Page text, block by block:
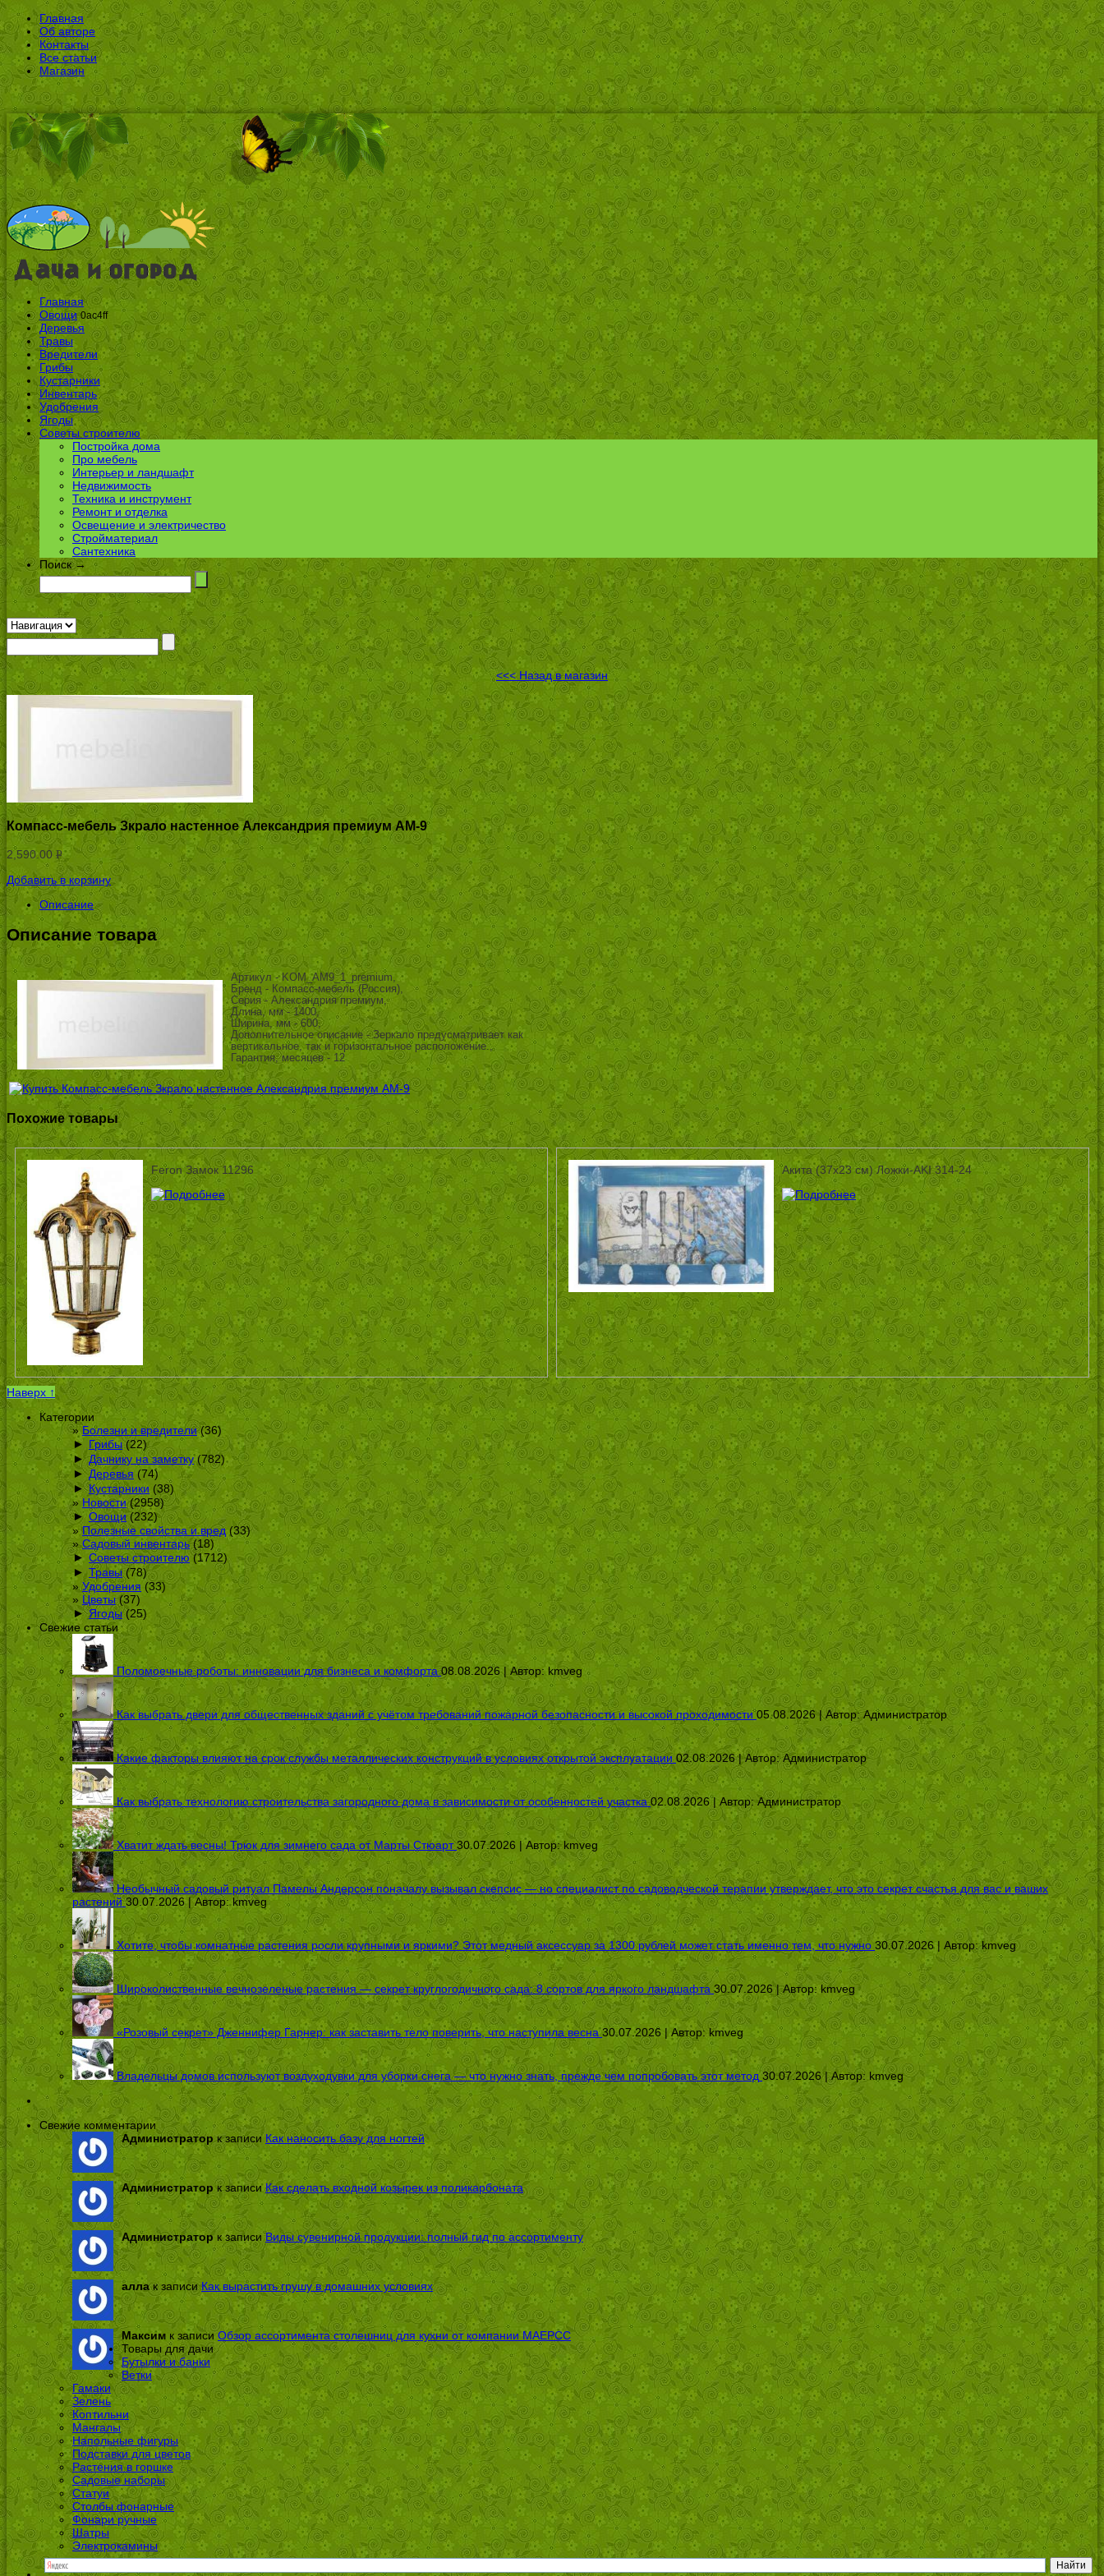
Главная
Об авторе
Контакты
Все статьи
Магазин
Главная
Овощи 0ac4ff
Деревья
Травы
Вредители
Грибы
Кустарники
Инвентарь
Удобрения
Ягоды
Советы строителю
Постройка дома
Про мебель
Интерьер и ландшафт
Недвижимость
Техника и инструмент
Ремонт и отделка
Освещение и электричество
Стройматериал
Сантехника
Поиск →
<<< Назад в магазин
Компасс-мебель Зкрало настенное Александрия премиум АМ-9
2,590.00 Р
УБ.
Добавить в корзину
Описание
Описание товара
Артикул - KOM_AM9_1_premium,
Бренд - Компасс-мебель (Россия),
Серия - Александрия премиум,
Длина, мм - 1400,
Ширина, мм - 600,
Дополнительное описание - Зеркало предусматривает как
вертикальное, так и горизонтальное расположение.,
Гарантия, месяцев - 12
Похожие товары
Feron Замок 11296 Акита (37х23 см) Ложки-AKI 314-24
Наверх ↑
Категории
Болезни и вредители(36)
► Грибы(22)
► Дачнику на заметку(782)
► Деревья (74)
► Кустарники (38)
Новости(2958)
► Овощи(232)
Полезные свойства и вред(33)
Садовый инвентарь(18)
► Советы строителю(1712)
► Травы(78)
Удобрения (33)
Цветы(37)
► Ягоды(25)
Свежие статьи
Поломоечные роботы: инновации для бизнеса и комфорта 08.08.2026 | Автор: kmveg
Как выбрать двери для общественных зданий с учётом требований пожарной безопасности и высокой проходимости 05.08.2026 | Автор:Администратор
Какие факторы влияют на срок службы металлических конструкций в условиях открытой эксплуатации 02.08.2026 | Автор:Администратор
Как выбрать технологию строительства загородного дома в зависимости от особенностей участка 02.08.2026 | Автор:Администратор
Хватит ждать весны! Трюк для зимнего сада от Марты Стюарт 30.07.2026 | Автор:kmveg
Необычный садовый ритуал Памелы Андерсон поначалу вызывал скепсис — но специалист по садоводческой терапии утверждает, что это секрет счастья для вас и ваших
растений 30.07.2026 | Автор:kmveg
Хотите, чтобы комнатные растения росли крупными и яркими? Этот медный аксессуар за 1300 рублей может стать именно тем, что нужно 30.07.2026 | Автор:kmveg
Широколиственные вечнозеленые растения — секрет круглогодичного сада: 8 сортов для яркого ландшафта 30.07.2026 | Автор:kmveg
«Розовый секрет» Дженнифер Гарнер: как заставить тело поверить, что наступила весна 30.07.2026 | Автор:kmveg
Владельцы домов используют воздуходувки для уборки снега — что нужно знать, прежде чем попробовать этот метод 30.07.2026 | Автор: kmveg
Свежие комментарии
Администраторк записи Как наносить базу для ногтей
Администраторк записиКак сделать входной козырек из поликарбоната
Администратор к записиВиды сувенирной продукции: полный гид по ассортименту
аллак записиКак вырастить грушу в домашних условиях
Максим к записиОбзор ассортимента столешниц для кухни от компании МАЕРСС
Товары для дачи
Бутылки и банки
Ветки
Гамаки
Зелень
Коптильни
Мангалы
Напольные фигуры
Подставки для цветов
Растения в горшке
Садовые наборы
Статуи
Столбы фонарные
Фонари ручные
Шатры
Электрокамины